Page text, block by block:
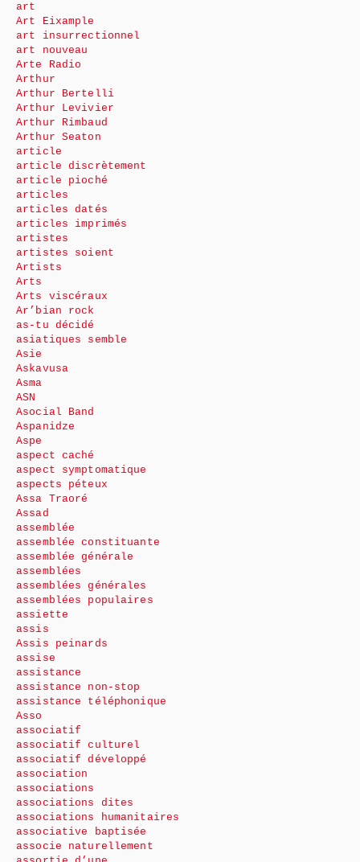
art
Art Eixample
art insurrectionnel
art nouveau
Arte Radio
Arthur
Arthur Bertelli
Arthur Levivier
Arthur Rimbaud
Arthur Seaton
article
article discrètement
article pioché
articles
articles datés
articles imprimés
artistes
artistes soient
Artists
Arts
Arts viscéraux
Ar’bian rock
as-tu décidé
asiatiques semble
Asie
Askavusa
Asma
ASN
Asocial Band
Aspanidze
Aspe
aspect caché
aspect symptomatique
aspects péteux
Assa Traoré
Assad
assemblée
assemblée constituante
assemblée générale
assemblées
assemblées générales
assemblées populaires
assiette
assis
Assis peinards
assise
assistance
assistance non-stop
assistance téléphonique
Asso
associatif
associatif culturel
associatif développé
association
associations
associations dites
associations humanitaires
associative baptisée
associe naturellement